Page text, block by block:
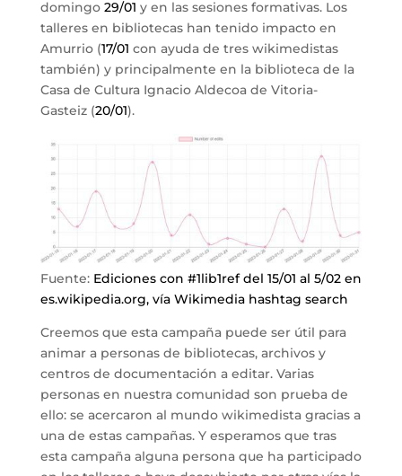
domingo 29/01 y en las sesiones formativas. Los
talleres en bibliotecas han tenido impacto en
Amurrio (17/01 con ayuda de tres wikimedistas
también) y principalmente en la biblioteca de la
Casa de Cultura Ignacio Aldecoa de Vitoria-
Gasteiz (20/01).
Fuente: Ediciones con #1lib1ref del 15/01 al 5/02 en
es.wikipedia.org, vía Wikimedia hashtag search
Creemos que esta campaña puede ser útil para
animar a personas de bibliotecas, archivos y
centros de documentación a editar. Varias
personas en nuestra comunidad son prueba de
ello: se acercaron al mundo wikimedista gracias a
una de estas campañas. Y esperamos que tras
esta campaña alguna persona que ha participado